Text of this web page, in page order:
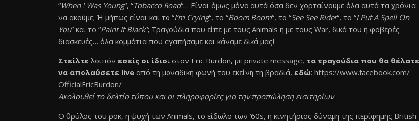
“When I Was Young“, “Tobacco Road“… Είναι όμως μόνο αυτά όσα δεν χορταίνουμε όλα αυτά τα χρόνια
να ακούμε; Ή μήπως είναι και το “I’m Crying“, το “Boom Boom“, το “See See Rider“, το “I Put A Spell On
You” και το “Paint It Black“; Τραγούδια που είπε με τους Animals ή με τους War, δικά του ή φοβερές
διασκευές… όλα κομμάτια που αγαπήσαμε και κάναμε δικά μας!
Στείλτε λοιπόν εσείς οι ίδιοι στον Eric Burdon, με private message, τα τραγούδια που θα θέλατε
να απολαύσετε live από τη μοναδική φωνή του εκείνη τη βραδιά, εδώ: https://www.facebook.com/
OfficialEricBurdon/
Ακολουθεί το δελτίο τύπου και οι πληροφορίες για την προπώληση εισιτηρίων
Ο θρύλος του ροκ, η ψυχή των Animals, το είδωλο των ’60s, η κινητήριος δύναμη της περίφημης British